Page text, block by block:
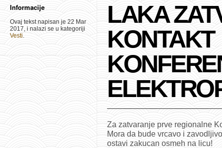
Informacije
Ovaj tekst napisan je 22 Mar
2017, i nalazi se u kategoriji
Vesti.
LAKA
KONTAKT
Za zatvaranje prve regionalne
Mora da bude vrcavo i
ostavi zakucan osmeh na licu!